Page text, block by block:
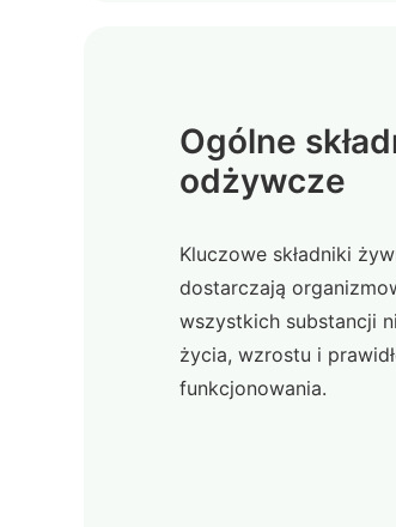
Ogólne
odżywcze
Kluczowe składniki
dostarczają
wszystkich substancji
życia, wzrostu i
funkcjonowania.